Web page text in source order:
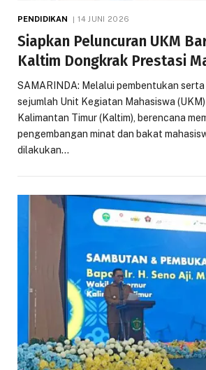
PENDIDIKAN 14 JUNI 2026
Siapkan Peluncuran UKM
Kaltim Dongkrak Prestasi
SAMARINDA: Melalui pembentukan
sejumlah Unit Kegiatan Mahasiswa (UKM)
Kalimantan Timur (Kaltim), berencana
pengembangan minat dan bakat
dilakukan…